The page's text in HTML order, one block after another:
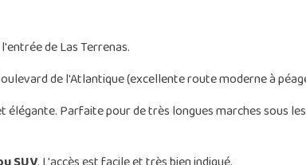
de Las Terrenas.
de l'Atlantique (excellente route moderne à
élégante. Parfaite pour de très longues marches sous